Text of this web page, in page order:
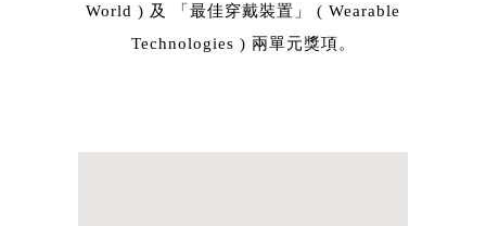
World ) 及 「最佳穿戴裝置」 ( Wearable
Technologies ) 兩單元獎項。